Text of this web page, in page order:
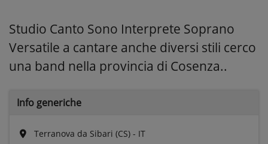
Studio Canto Sono Interprete Soprano
Versatile a cantare anche diversi stili cerco
una band nella provincia di Cosenza..
Info generiche
Terranova da Sibari (CS) - IT